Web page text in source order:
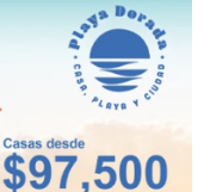
para